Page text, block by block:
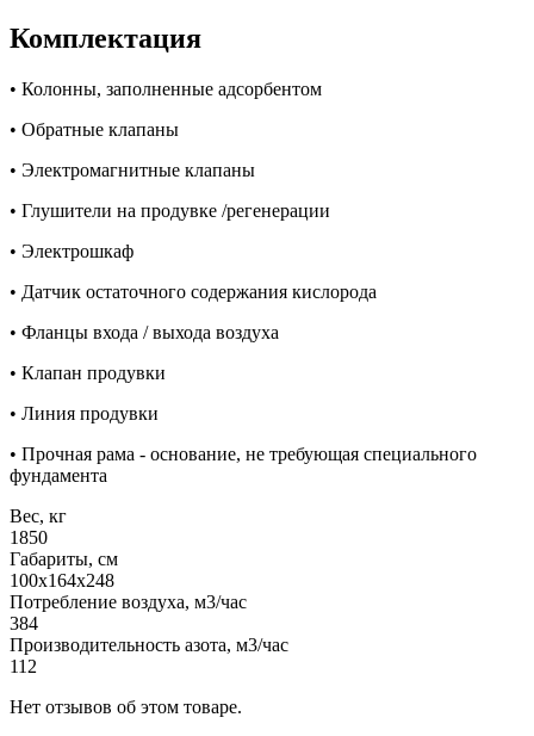
Комплектация
• Колонны, заполненные адсорбентом
• Обратные клапаны
• Электромагнитные клапаны
• Глушители на продувке /регенерации
• Электрошкаф
• Датчик остаточного содержания кислорода
• Фланцы входа / выхода воздуха
• Клапан продувки
• Линия продувки
• Прочная рама - основание, не требующая специального
фундамента
Вес, кг
1850
Габариты, см
100х164х248
Потребление воздуха, м3/час
384
Производительность азота, м3/час
112
Нет отзывов об этом товаре.